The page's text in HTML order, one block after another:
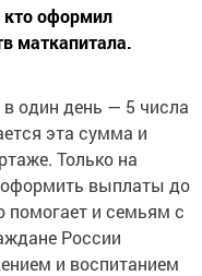
кто оформил
маткапитала.
в один день — 5 числа
эта сумма и
Только на
оформить выплаты до
помогает и семьям с
России
и воспитанием